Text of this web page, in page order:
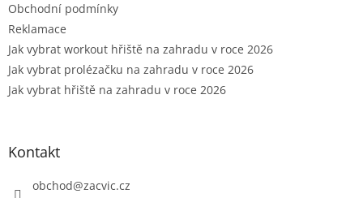
Obchodní podmínky
Reklamace
Jak vybrat workout hřiště na zahradu v roce 2026
Jak vybrat prolézačku na zahradu v roce 2026
Jak vybrat hřiště na zahradu v roce 2026
Kontakt
obchod@zacvic.cz